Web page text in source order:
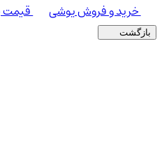
خرید و فروش یوشی قیمت
بازگشت